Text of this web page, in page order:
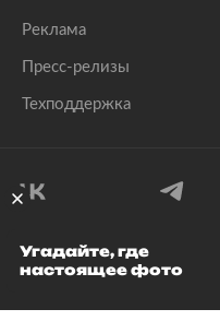
Реклама
Пресс-релизы
Техподдержка
©
Угадайте, где
настоящее фото